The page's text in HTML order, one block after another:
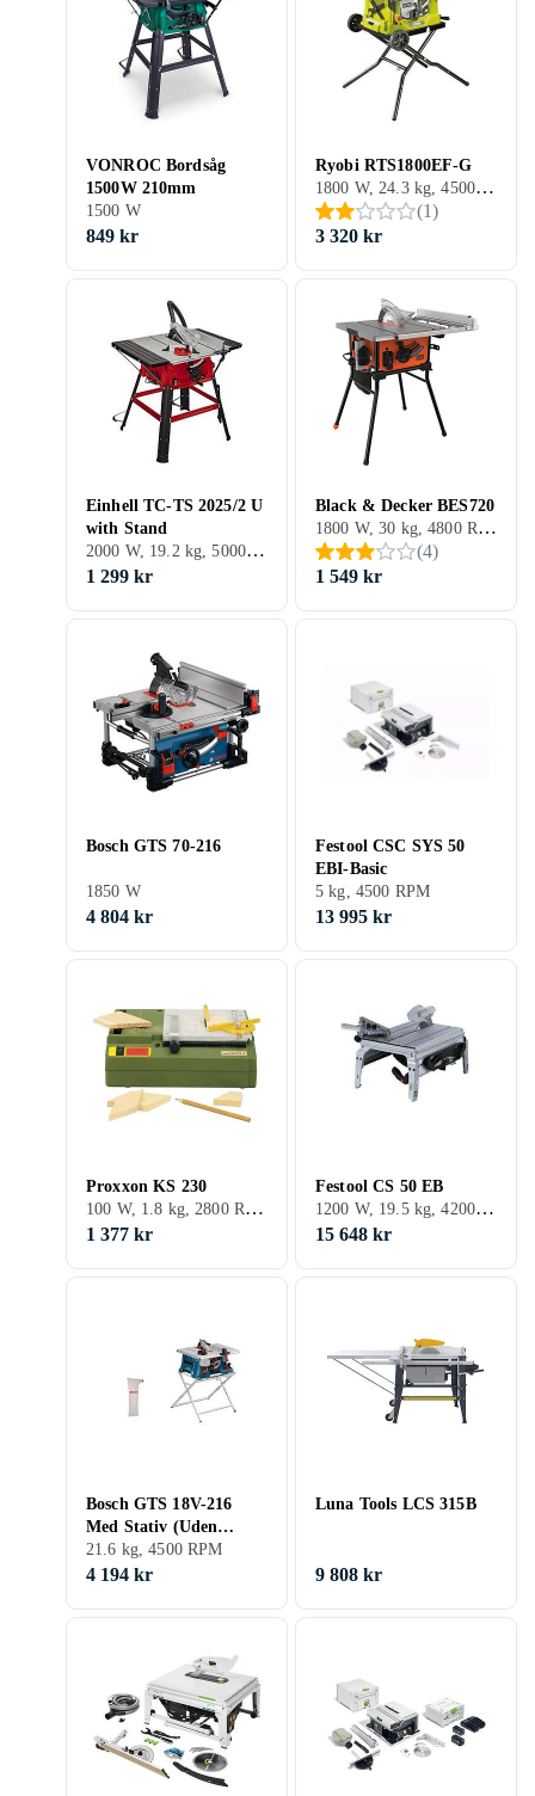
VONROC Bordsåg
1500W 210mm
1500 W
849 kr
Ryobi RTS1800EF-G
1800 W, 24.3 kg, 4500 RPM
(1)
3 320 kr
Einhell TC-TS 2025/2 U
with Stand
2000 W, 19.2 kg, 5000 RPM
1 299 kr
Black & Decker BES720
1800 W, 30 kg, 4800 RPM
(4)
1 549 kr
Bosch GTS 70-216
1850 W
4 804 kr
Festool CSC SYS 50
EBI-Basic
5 kg, 4500 RPM
13 995 kr
Proxxon KS 230
100 W, 1.8 kg, 2800 RPM
1 377 kr
Festool CS 50 EB
1200 W, 19.5 kg, 4200 RPM
15 648 kr
Bosch GTS 18V-216
Med Stativ (Uden
Batteri)
21.6 kg, 4500 RPM
4 194 kr
Luna Tools LCS 315B
9 808 kr